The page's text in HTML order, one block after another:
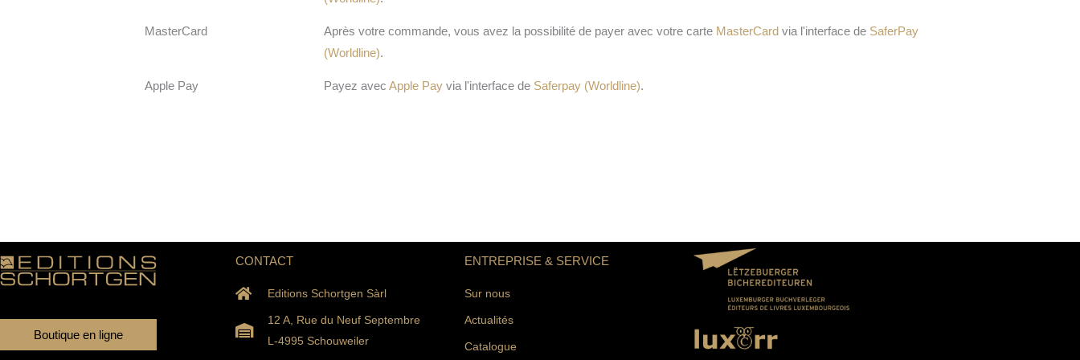
MasterCard Après votre commande, vous avez la possibilité de payer avec votre carte MasterCard via l'interface de SaferPay
(Worldline).
Apple Pay Payez avec Apple Pay via l'interface de Saferpay (Worldline).
Boutique en ligne
CONTACT
Editions Schortgen Sàrl
12 A, Rue du Neuf Septembre
L-4995 Schouweiler
ENTREPRISE & SERVICE
Sur nous
Actualités
Catalogue